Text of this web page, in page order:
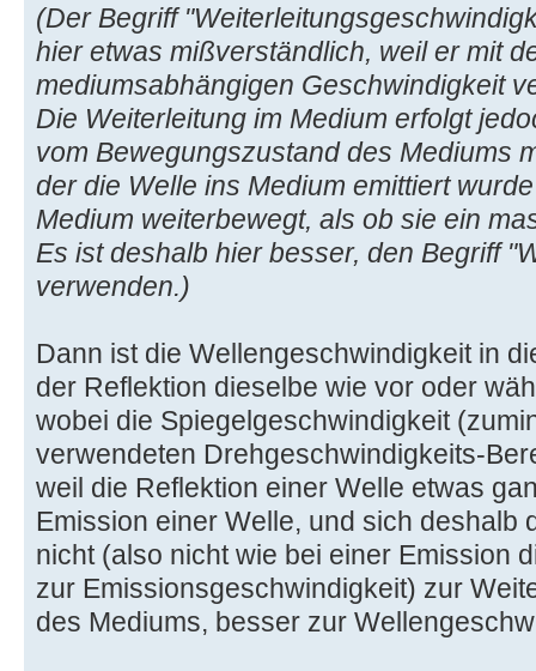
(Der Begriff
hier etwas mißverständlich, weil er mit
mediumsabhängigen Geschwindigkeit
Die Weiterleitung im Medium erfolgt
vom Bewegungszustand des Mediums
der die Welle ins Medium emittiert
Medium weiterbewegt, als ob sie ein
Es ist deshalb hier besser, den Begriff
verwenden.)
Dann ist die Wellengeschwindigkeit in
der Reflektion dieselbe wie vor oder
wobei die Spiegelgeschwindigkeit
verwendeten Drehgeschwindigkeits-
weil die Reflektion einer Welle etwas
Emission einer Welle, und sich deshalb
nicht (also nicht wie bei einer Emission
zur Emissionsgeschwindigkeit) zur
des Mediums, besser zur